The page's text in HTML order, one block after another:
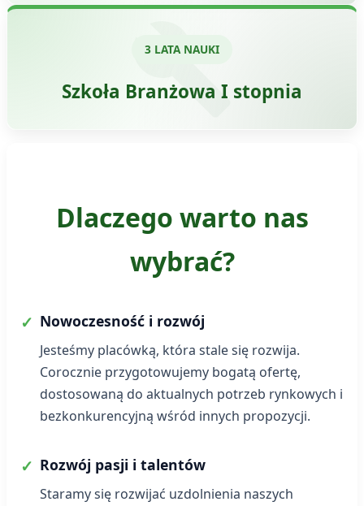
3 LATA NAUKI
Szkoła Branżowa I stopnia
Dlaczego warto nas
wybrać?
Nowoczesność i rozwój
Jesteśmy placówką, która stale się rozwija.
Corocznie przygotowujemy bogatą ofertę,
dostosowaną do aktualnych potrzeb rynkowych i
bezkonkurencyjną wśród innych propozycji.
Rozwój pasji i talentów
Staramy się rozwijać uzdolnienia naszych